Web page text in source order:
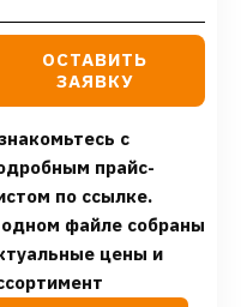
ОСТАВИТЬ
ЗАЯВКУ
с
прайс-
по ссылке.
файле собраны
цены и